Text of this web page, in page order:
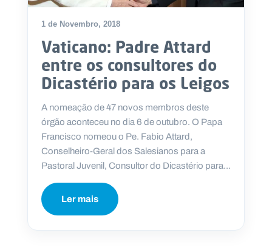
1 de Novembro, 2018
Vaticano: Padre Attard
entre os consultores do
Dicastério para os Leigos
A nomeação de 47 novos membros deste
órgão aconteceu no dia 6 de outubro. O Papa
Francisco nomeou o Pe. Fabio Attard,
Conselheiro-Geral dos Salesianos para a
Pastoral Juvenil, Consultor do Dicastério para...
Ler mais